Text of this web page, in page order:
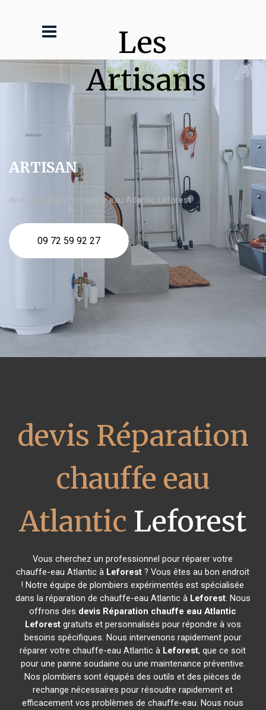
Les
Artisans
ARTISAN
devis Réparation chauffe eau Atlantic Leforest
09 72 59 92 27
devis Réparation
chauffe eau
Atlantic Leforest
Vous cherchez un professionnel pour réparer votre
chauffe-eau Atlantic à Leforest ? Vous êtes au bon endroit
! Notre équipe de plombiers expérimentés est spécialisée
dans la réparation de chauffe-eau Atlantic à Leforest. Nous
offrons des devis Réparation chauffe eau Atlantic
Leforestgratuits et personnalisés pour répondre à vos
besoins spécifiques. Nous intervenons rapidement pour
réparer votre chauffe-eau Atlantic à Leforest, que ce soit
pour une panne soudaine ou une maintenance préventive.
Nos plombiers sont équipés des outils et des pièces de
rechange nécessaires pour résoudre rapidement et
efficacement vos problèmes de chauffe-eau. Nous nous